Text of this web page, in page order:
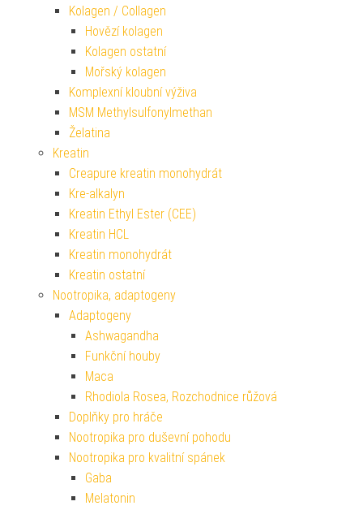
Kolagen / Collagen
Hovězí kolagen
Kolagen ostatní
Mořský kolagen
Komplexní kloubní výživa
MSM Methylsulfonylmethan
Želatina
Kreatin
Creapure kreatin monohydrát
Kre-alkalyn
Kreatin Ethyl Ester (CEE)
Kreatin HCL
Kreatin monohydrát
Kreatin ostatní
Nootropika, adaptogeny
Adaptogeny
Ashwagandha
Funkční houby
Maca
Rhodiola Rosea, Rozchodnice růžová
Doplňky pro hráče
Nootropika pro duševní pohodu
Nootropika pro kvalitní spánek
Gaba
Melatonin